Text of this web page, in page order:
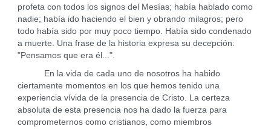
profeta con todos los signos del Mesías; había hablado como
nadie; había ido haciendo el bien y obrando milagros; pero
todo había sido por muy poco tiempo. Había sido condenado
a muerte. Una frase de la historia expresa su decepción:
"Pensamos que era él...".
En la vida de cada uno de nosotros ha habido
ciertamente momentos en los que hemos tenido una
experiencia vívida de la presencia de Cristo. La certeza
absoluta de esta presencia nos ha dado la fuerza para
comprometernos como cristianos, como miembros